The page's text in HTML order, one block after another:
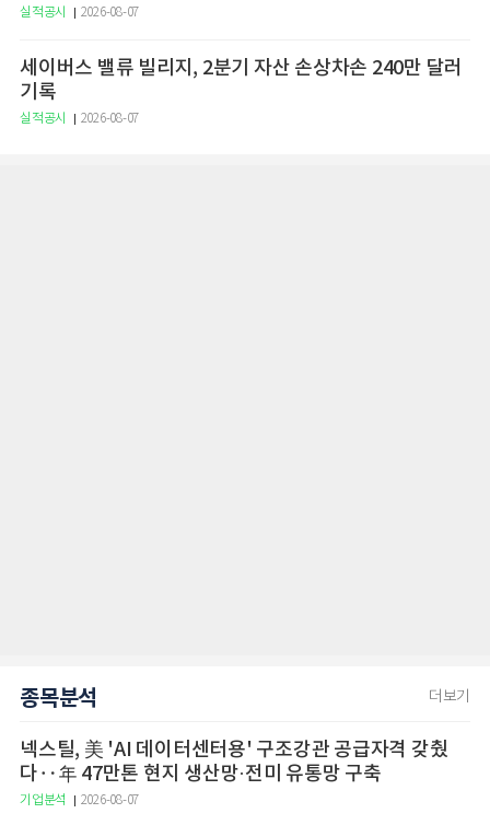
실적공시 2026-08-07
세이버스 밸류 빌리지, 2분기 자산 손상차손 240만 달러
기록
실적공시 2026-08-07
종목분석 더보기
넥스틸, 美 'AI 데이터센터용' 구조강관 공급자격 갖췄
다‥年 47만톤 현지 생산망·전미 유통망 구축
기업분석 2026-08-07